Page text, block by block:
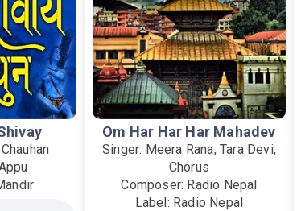
Om Har Har Har Mahadev
Singer: Meera Rana, Tara Devi,
Chorus
Composer: Radio Nepal
Label: Radio Nepal